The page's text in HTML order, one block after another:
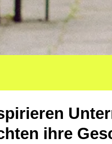
ihre